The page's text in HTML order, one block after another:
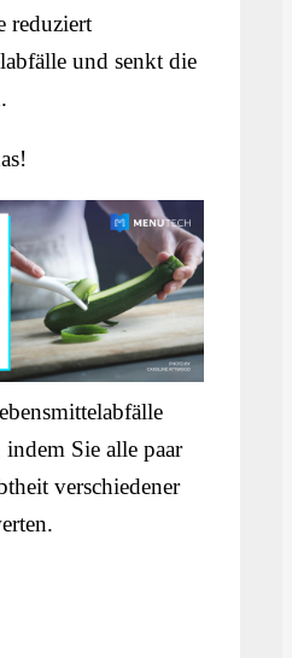
reduziert
und senkt die
Sie alle paar
verschiedener